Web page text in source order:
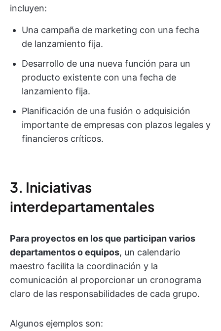
incluyen:
Una campaña de marketing con una fecha
de lanzamiento fija.
Desarrollo de una nueva función para un
producto existente con una fecha de
lanzamiento fija.
Planificación de una fusión o adquisición
importante de empresas con plazos legales y
financieros críticos.
3. Iniciativas
interdepartamentales
Para proyectos en los que participan varios
departamentos o equipos, un calendario
maestro facilita la coordinación y la
comunicación al proporcionar un cronograma
claro de las responsabilidades de cada grupo.
Algunos ejemplos son: